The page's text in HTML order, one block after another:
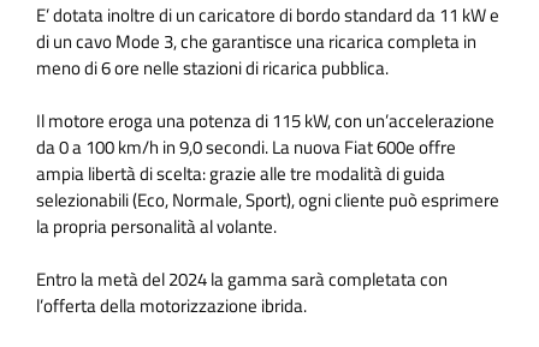
E’ dotata inoltre di un caricatore di bordo standard da 11 kW e
di un cavo Mode 3, che garantisce una ricarica completa in
meno di 6 ore nelle stazioni di ricarica pubblica.
Il motore eroga una potenza di 115 kW, con un’accelerazione
da 0 a 100 km/h in 9,0 secondi. La nuova Fiat 600e offre
ampia libertà di scelta: grazie alle tre modalità di guida
selezionabili (Eco, Normale, Sport), ogni cliente può esprimere
la propria personalità al volante.
Entro la metà del 2024 la gamma sarà completata con
l’offerta della motorizzazione ibrida.